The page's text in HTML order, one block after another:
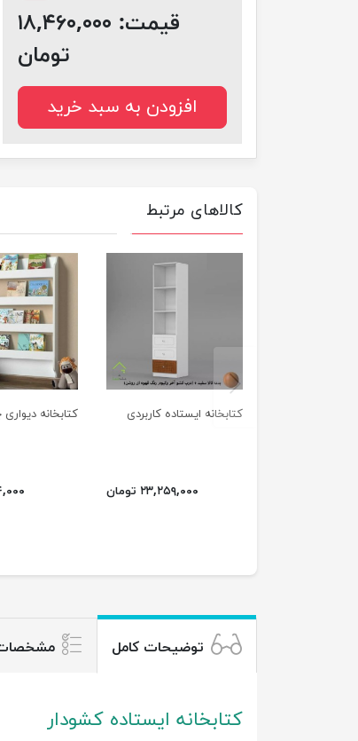
قیمت: ۱۸,۴۶۰,۰۰۰
تومان
افزودن به سبد خرید
کالاهای مرتبط
کتابخانه ایستاده کاربردی
۲۳,۲۵۹,۰۰۰ تومان
کتابخانه
previus
توضیحات کامل
کتابخانه ایستاده کشودار